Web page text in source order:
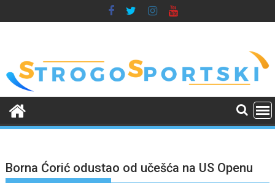
to
Borna Ćorić odustao od učešća na US Openu